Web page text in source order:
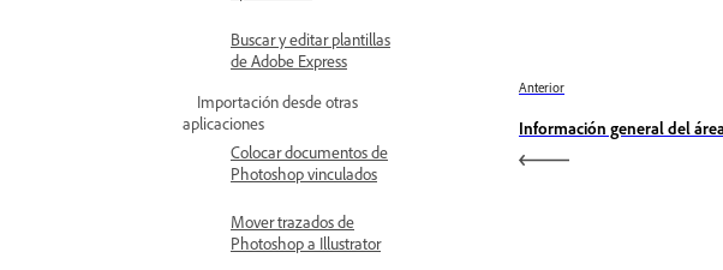
Buscar y editar plantillas
de Adobe Express
Importación desde otras
aplicaciones
Colocar documentos de
Photoshop vinculados
Mover trazados de
Photoshop a Illustrator
Anterior
Información general del